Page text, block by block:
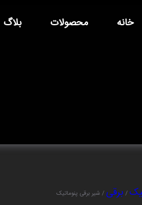
خانه محصولات بلاگ
/ برقی / شیر برقی پنوماتیک